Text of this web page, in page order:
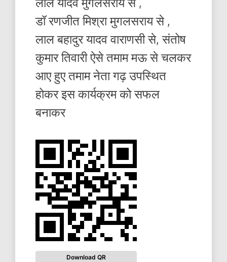
डॉ रणजीत मिश्रा मुगलसराय से ,
लाल बहादुर यादव वाराणसी से, संतोष
कुमार तिवारी ऐसे तमाम मऊ से चलकर
आए हुए तमाम नेता गढ़ उपस्थित
होकर इस कार्यक्रम को सफल
बनाकर
Download QR